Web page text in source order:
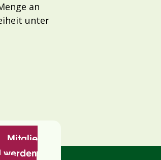
an
unter
Mitglie
werden